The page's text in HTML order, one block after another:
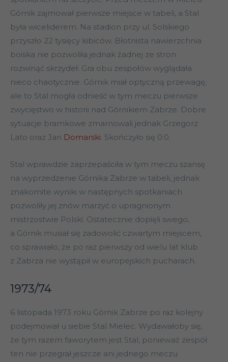
Górnik zajmował pierwsze miejsce w tabeli, a Stal
była wiceliderem. Na stadion przy ul. Solskiego
przyszło 22 tysięcy kibiców. Błotnista nawierzchnia
boiska nie pozwoliła jednak żadnej ze stron
rozwinąć skrzydeł. Gra obu zespołów wyglądała
nieco chaotycznie. Górnik miał optyczną przewagę,
ale to Stal mogła odnieść w tym meczu pierwsze
zwycięstwo w historii nad Górnikiem Zabrze. Dobre
sytuacje bramkowe zmarnowali jednak Grzegorz
Lato oraz Jan Domarski. Skończyło się 0:0.
Stal wprawdzie zaprzepaściła w tym meczu szansę
na wyprzedzenie Górnika Zabrze w tabeli, jednak
znakomite wyniki w następnych spotkaniach
pozwoliły jej znów marzyć o upragnionym
mistrzostwie Polski. Ostatecznie dopięli swego,
a Górnik musiał się zadowolić czwartym miejscem,
co sprawiało, że po raz pierwszy od wielu lat klub
z Zabrza nie wystąpił w europejskich pucharach.
1973/74
6 listopada 1973 roku Górnik Zabrze po raz kolejny
podejmował u siebie Stal Mielec. Wydawałoby się,
że tym razem faworytem jest Stal, ponieważ zespół
ten nie przegrał jeszcze ani jednego meczu